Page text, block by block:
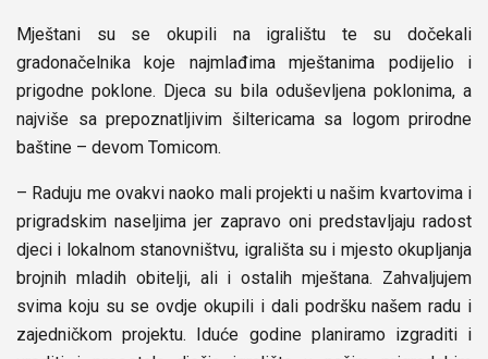
Mještani su se okupili na igralištu te su dočekali
gradonačelnika koje najmlađima mještanima podijelio i
prigodne poklone. Djeca su bila oduševljena poklonima, a
najviše sa prepoznatljivim šiltericama sa logom prirodne
baštine – devom Tomicom.
– Raduju me ovakvi naoko mali projekti u našim kvartovima i
prigradskim naseljima jer zapravo oni predstavljaju radost
djeci i lokalnom stanovništvu, igrališta su i mjesto okupljanja
brojnih mladih obitelji, ali i ostalih mještana. Zahvaljujem
svima koju su se ovdje okupili i dali podršku našem radu i
zajedničkom projektu. Iduće godine planiramo izgraditi i